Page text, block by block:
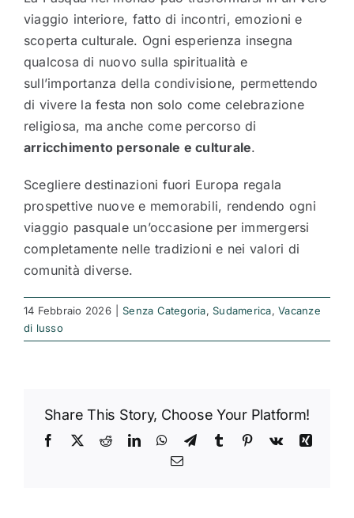
viaggio interiore, fatto di incontri, emozioni e
scoperta culturale. Ogni esperienza insegna
qualcosa di nuovo sulla spiritualità e
sull’importanza della condivisione, permettendo
di vivere la festa non solo come celebrazione
religiosa, ma anche come percorso di
arricchimento personale e culturale.
Scegliere destinazioni fuori Europa regala
prospettive nuove e memorabili, rendendo ogni
viaggio pasquale un’occasione per immergersi
completamente nelle tradizioni e nei valori di
comunità diverse.
14 Febbraio 2026 Senza Categoria,Sudamerica,Vacanze
di lusso
Share This Story, Choose Your Platform!
Facebook
X RedditLinkedInWhatsApp
TelegramTumblr Pinterest
Vk
Xing
Email